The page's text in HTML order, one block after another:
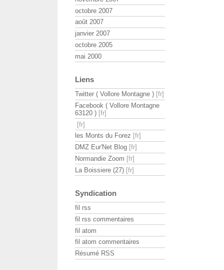
octobre 2007
août 2007
janvier 2007
octobre 2005
mai 2000
Liens
Twitter ( Vollore Montagne )
Facebook ( Vollore Montagne
63120 )
les Monts du Forez
DMZ Eur'Net Blog
Normandie Zoom
La Boissiere (27)
Syndication
fil rss
fil rss commentaires
fil atom
fil atom commentaires
Résumé RSS